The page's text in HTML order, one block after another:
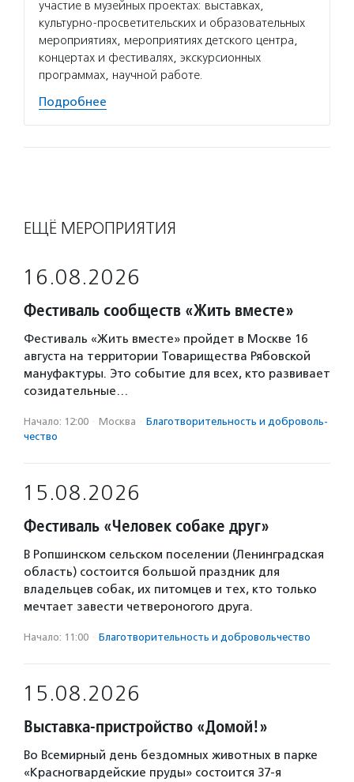
участие в музейных проектах: выставках,
культурно-просветительских и образовательных
мероприятиях, мероприятиях детского центра,
концертах и фестивалях, экскурсионных
программах, научной работе.
Подробнее
ЕЩЁ МЕРОПРИЯТИЯ
16.08.2026
Фестиваль сообществ «Жить вместе»
Фестиваль «Жить вместе» пройдет в Москве 16
августа на территории Товарищества Рябовской
мануфактуры. Это событие для всех, кто развивает
созидательные…
Начало: 12:00 · Москва · Благотвори­тель­ность и доброволь­
чест­во
15.08.2026
Фестиваль «Человек собаке друг»
В Ропшинском сельском поселении (Ленинградская
область) состоится большой праздник для
владельцев собак, их питомцев и тех, кто только
мечтает завести четвероногого друга.
Начало: 11:00 · Благотвори­тель­ность и доброволь­чест­во
15.08.2026
Выставка-пристройство «Домой!»
Во Всемирный день бездомных животных в парке
«Красногвардейские пруды» состоится 37-я